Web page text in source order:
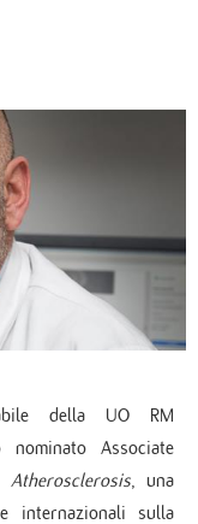
della UO RM
Associate
Atherosclerosis, una
internazionali sulla